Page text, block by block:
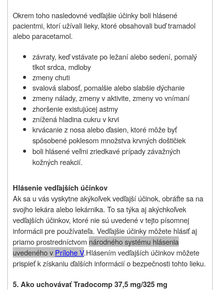
Okrem toho nasledovné vedľajšie účinky boli hlásené
pacientmi, ktorí užívali lieky, ktoré obsahovali buď tramadol
alebo paracetamol.
závraty, keď vstávate po ležaní alebo sedení, pomalý
tlkot srdca, mdloby
zmeny chuti
svalová slabosť, pomalšie alebo slabšie dýchanie
zmeny nálady, zmeny v aktivite, zmeny vo vnímaní
zhoršenie existujúcej astmy
znížená hladina cukru v krvi
krvácanie z nosa alebo ďasien, ktoré môže byť
spôsobené poklesom množstva krvných doštičiek
boli hlásené veľmi zriedkavé prípady závažných
kožných reakcií.
Hlásenie vedľajších účinkov
Ak sa u vás vyskytne akýkoľvek vedľajší účinok, obráťte sa na
svojho lekára alebo lekárnika. To sa týka aj akýchkoľvek
vedľajších účinkov, ktoré nie sú uvedené v tejto písomnej
informácii pre používateľa. Vedľajšie účinky môžete hlásiť aj
priamo prostredníctvom národného systému hlásenia
uvedeného v Prílohe V.Hlásením vedľajších účinkov môžete
prispieť k získaniu ďalších informácií o bezpečnosti tohto lieku.
5. Ako uchovávať Tradocomp 37,5 mg/325 mg